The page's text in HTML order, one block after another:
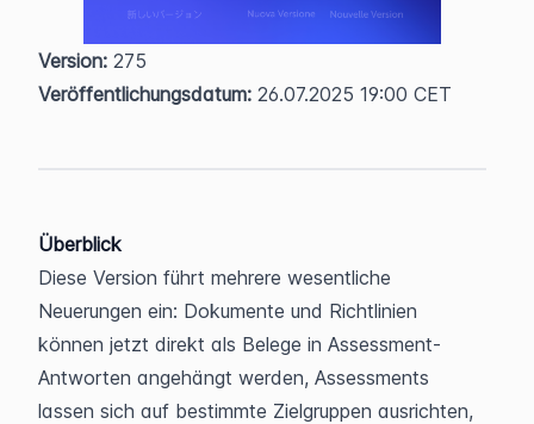
Version: 275
Veröffentlichungsdatum: 26.07.2025 19:00 CET
Überblick
Diese Version führt mehrere wesentliche
Neuerungen ein: Dokumente und Richtlinien
können jetzt direkt als Belege in Assessment-
Antworten angehängt werden, Assessments
lassen sich auf bestimmte Zielgruppen ausrichten,